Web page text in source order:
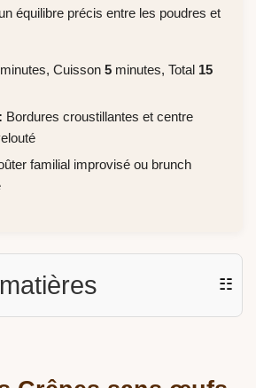
équilibre précis entre les poudres et
minutes, Cuisson 5 minutes, Total 15
Bordures croustillantes et centre
familial improvisé ou brunch
☷